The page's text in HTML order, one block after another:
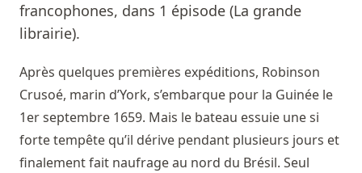
francophones, dans 1 épisode (La grande
librairie).
Après quelques premières expéditions, Robinson
Crusoé, marin d’York, s’embarque pour la Guinée le
1er septembre 1659. Mais le bateau essuie une si
forte tempête qu’il dérive pendant plusieurs jours et
finalement fait naufrage au nord du Brésil. Seul